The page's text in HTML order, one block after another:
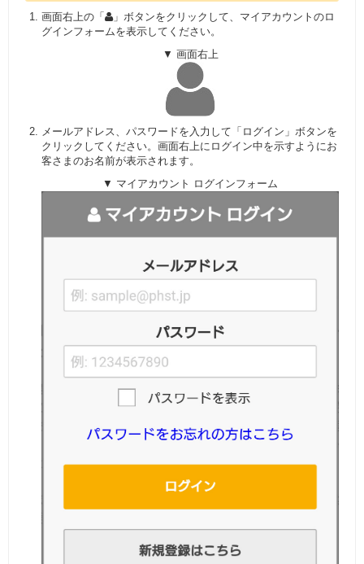
画面右上の「
」ボタンをクリックして、マイアカウントのロ
グインフォームを表示してください。
▼ 画面右上
メールアドレス、パスワードを入力して「ログイン」ボタンを
クリックしてください。画面右上にログイン中を示すようにお
客さまのお名前が表示されます。
▼ マイアカウント ログインフォーム